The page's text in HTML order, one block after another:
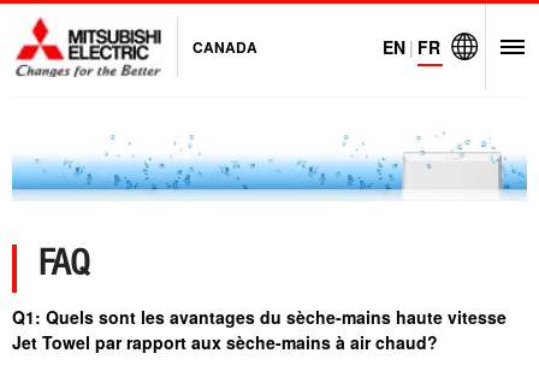
CANADA EN | FR
FAQ
Q1: Quels sont les avantages du sèche-mains haute vitesse
Jet Towel par rapport aux sèche-mains à air chaud?